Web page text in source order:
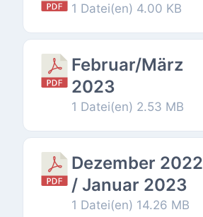
1 Datei(en) 4.00 KB
Februar/März
2023
1 Datei(en) 2.53 MB
Dezember 2022
/ Januar 2023
1 Datei(en) 14.26 MB